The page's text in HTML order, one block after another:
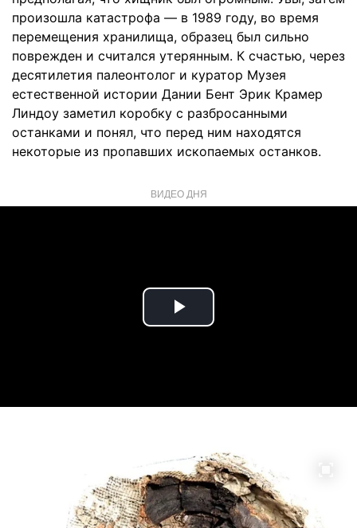
произошла катастрофа — в 1989 году, во время
перемещения хранилища, образец был сильно
поврежден и считался утерянным. К счастью, через
десятилетия палеонтолог и куратор Музея
естественной истории Дании Бент Эрик Крамер
Линдоу заметил коробку с разбросанными
останками и понял, что перед ним находятся
некоторые из пропавших ископаемых останков.
ВИДЕО ДНЯ
Play